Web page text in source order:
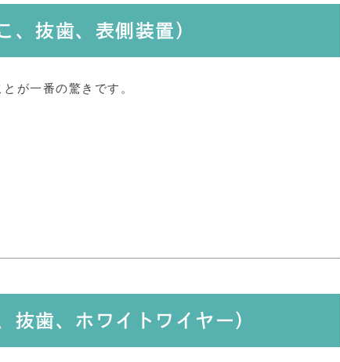
抜歯、表側装置）
が一番の驚きです。
歯、ホワイトワイヤー）